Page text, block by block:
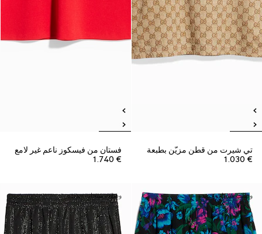
تي شيرت من قطن مزيّن بطبعة
€ 1.030
فستان من فيسكوز ناعم غير لامع
€ 1.740
وصلت منتجات جديدة وصلت منتجات جديدة